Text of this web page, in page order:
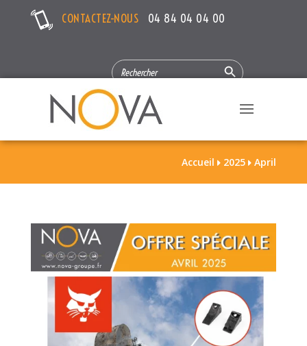
CONTACTEZ-NOUS 04 84 04 04 00
SEARCH
FOR:
Search Button
Accueil  2025  April